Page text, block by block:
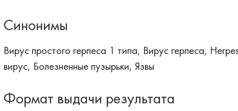
Синонимы
Вирус простого герпеса 1 типа, Вирус герпеса,
вирус, Болезненные пузырьки, Язвы
Формат выдачи результата